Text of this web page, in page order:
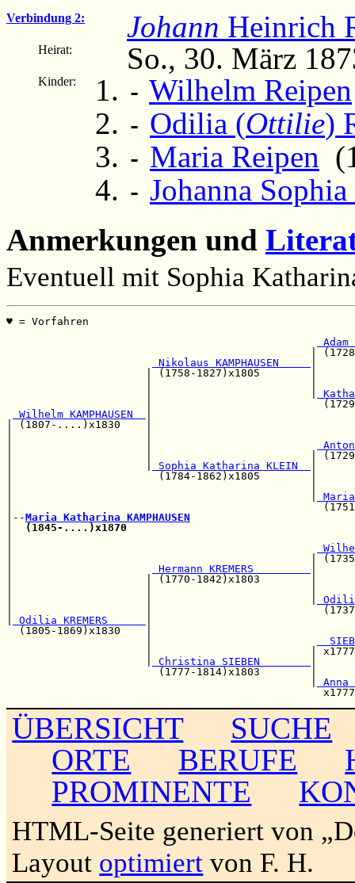
Verbindung 2: Johann Heinrich
Heirat: So., 30. März
Kinder: - Wilhelm Reipen
- Odilia (Ottilie)
- Maria Reipen
- Johanna
Anmerkungen und
Eventuell mit Sophia
♥ =
Nikolaus KAMPHAUSEN
| (1758-
|
Wilhelm KAMPHAUSEN
| (1807-
|                     |                         |
Sophia Katharina KLEIN
|                       (1784-
|
|--Maria Katharina KAMPHAUSEN
(1845-....)x1870
|                                               |
Hermann KREMERS
|                     | (1770-
|                     |
Odilia KREMERS
(1805-1869)x1830    |
|
Christina SIEBEN
(1777-1814)x1803
ÜBERSICHT
SUCHE
ORTE
BERUFE
PROMINENTE
HTML-Seite generiert von
Layout optimiert von F. H.